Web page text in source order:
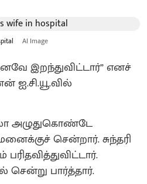
AI Image
இறந்துவிட்டார்” எனச்
அழுதுகொண்டே
சென்றார். சுந்தரி
பார்த்தார்.